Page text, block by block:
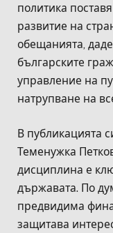
политика
развитие на
обещанията,
българските
управление на
натрупване на
В публикацията
Теменужка
дисциплина е
държавата. По
предвидима
защитава